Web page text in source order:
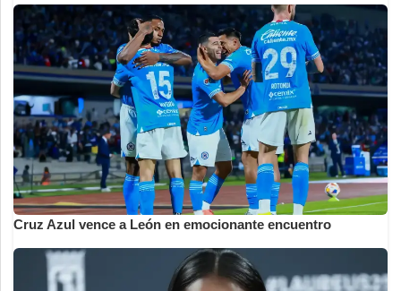
Cruz Azul vence a León en emocionante encuentro